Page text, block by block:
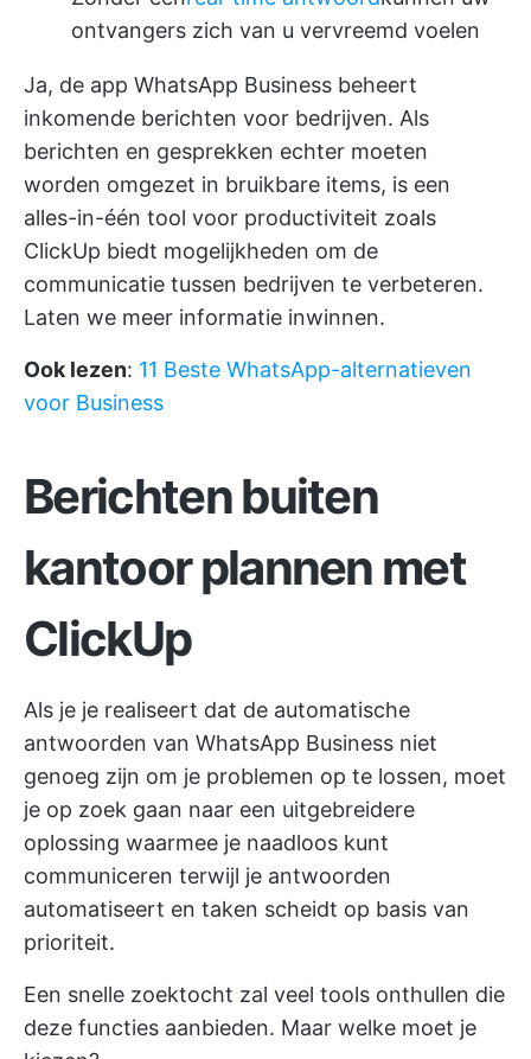
ontvangers zich van u vervreemd voelen
Ja, de app WhatsApp Business beheert
inkomende berichten voor bedrijven. Als
berichten en gesprekken echter moeten
worden omgezet in bruikbare items, is een
alles-in-één tool voor productiviteit zoals
ClickUp biedt mogelijkheden om de
communicatie tussen bedrijven te verbeteren.
Laten we meer informatie inwinnen.
Ook lezen: 11 Beste WhatsApp-alternatieven
voor Business
Berichten buiten
kantoor plannen met
ClickUp
Als je je realiseert dat de automatische
antwoorden van WhatsApp Business niet
genoeg zijn om je problemen op te lossen, moet
je op zoek gaan naar een uitgebreidere
oplossing waarmee je naadloos kunt
communiceren terwijl je antwoorden
automatiseert en taken scheidt op basis van
prioriteit.
Een snelle zoektocht zal veel tools onthullen die
deze functies aanbieden. Maar welke moet je